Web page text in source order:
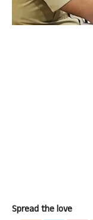
Spread the love